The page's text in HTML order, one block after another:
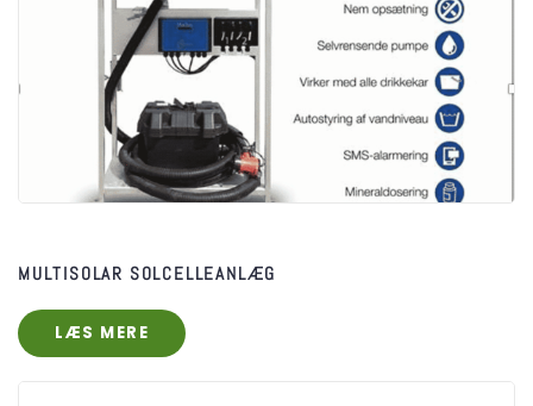
MULTISOLAR SOLCELLEANLÆG
LÆS MERE